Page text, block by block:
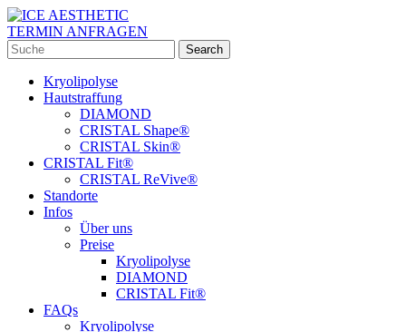
TERMIN ANFRAGEN
Kryolipolyse
Hautstraffung
DIAMOND
CRISTAL Shape®
CRISTAL Skin®
CRISTAL Fit®
CRISTAL ReVive®
Standorte
Infos
Über uns
Preise
Kryolipolyse
DIAMOND
CRISTAL Fit®
FAQs
Kryolipolyse